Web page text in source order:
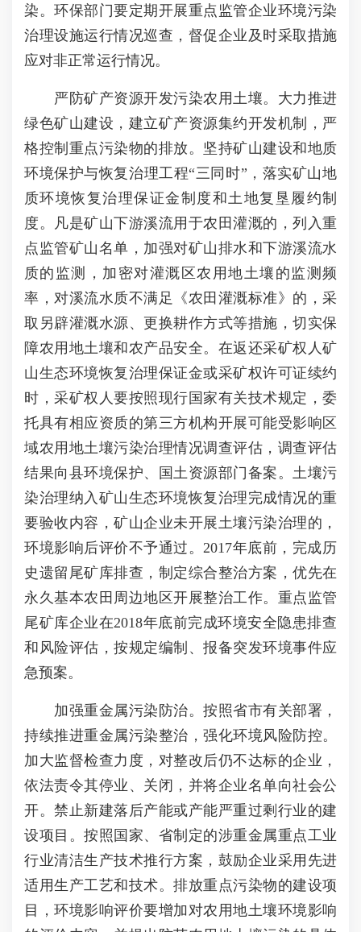
染。环保部门要定期开展重点监管企业环境污染
治理设施运行情况巡查，督促企业及时采取措施
应对非正常运行情况。
严防矿产资源开发污染农用土壤。大力推进
绿色矿山建设，建立矿产资源集约开发机制，严
格控制重点污染物的排放。坚持矿山建设和地质
环境保护与恢复治理工程“三同时”，落实矿山地
质环境恢复治理保证金制度和土地复垦履约制
度。凡是矿山下游溪流用于农田灌溉的，列入重
点监管矿山名单，加强对矿山排水和下游溪流水
质的监测，加密对灌溉区农用地土壤的监测频
率，对溪流水质不满足《农田灌溉标准》的，采
取另辟灌溉水源、更换耕作方式等措施，切实保
障农用地土壤和农产品安全。在返还采矿权人矿
山生态环境恢复治理保证金或采矿权许可证续约
时，采矿权人要按照现行国家有关技术规定，委
托具有相应资质的第三方机构开展可能受影响区
域农用地土壤污染治理情况调查评估，调查评估
结果向县环境保护、国土资源部门备案。土壤污
染治理纳入矿山生态环境恢复治理完成情况的重
要验收内容，矿山企业未开展土壤污染治理的，
环境影响后评价不予通过。2017年底前，完成历
史遗留尾矿库排查，制定综合整治方案，优先在
永久基本农田周边地区开展整治工作。重点监管
尾矿库企业在2018年底前完成环境安全隐患排查
和风险评估，按规定编制、报备突发环境事件应
急预案。
加强重金属污染防治。按照省市有关部署，
持续推进重金属污染整治，强化环境风险防控。
加大监督检查力度，对整改后仍不达标的企业，
依法责令其停业、关闭，并将企业名单向社会公
开。禁止新建落后产能或产能严重过剩行业的建
设项目。按照国家、省制定的涉重金属重点工业
行业清洁生产技术推行方案，鼓励企业采用先进
适用生产工艺和技术。排放重点污染物的建设项
目，环境影响评价要增加对农用地土壤环境影响